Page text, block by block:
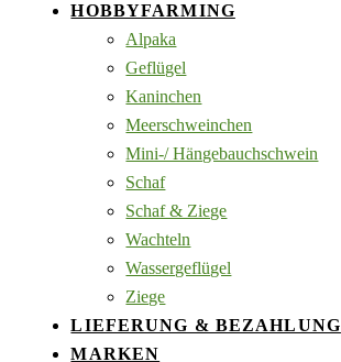
HOBBYFARMING
Alpaka
Geflügel
Kaninchen
Meerschweinchen
Mini-/ Hängebauchschwein
Schaf
Schaf & Ziege
Wachteln
Wassergeflügel
Ziege
LIEFERUNG & BEZAHLUNG
MARKEN